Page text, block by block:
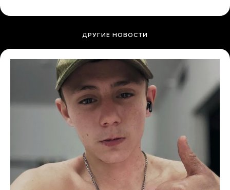
ДРУГИЕ НОВОСТИ